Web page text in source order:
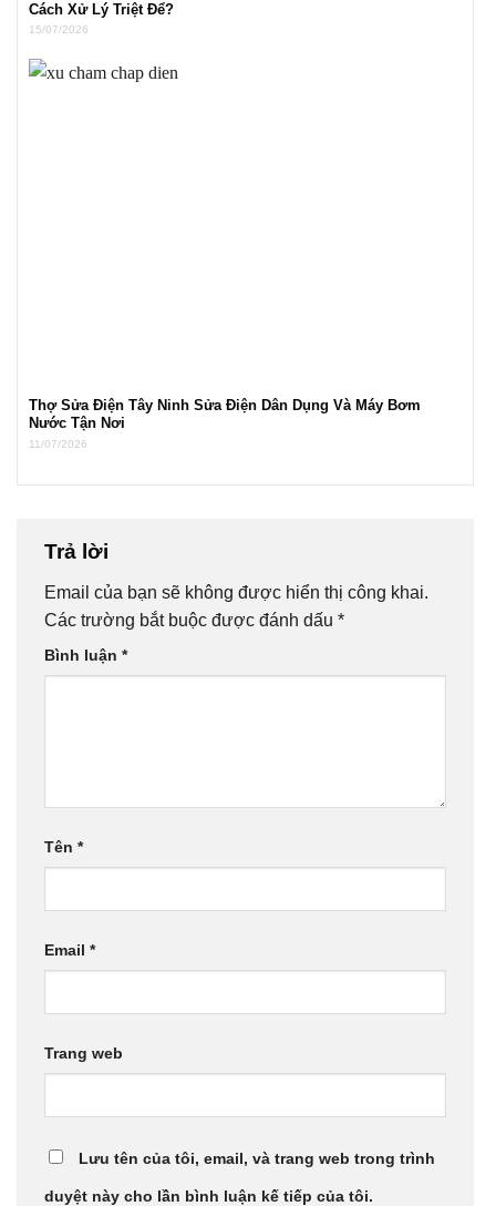
Cách Xử Lý Triệt Để?
15/07/2026
Thợ Sửa Điện Tây Ninh Sửa Điện Dân Dụng Và Máy Bơm
Nước Tận Nơi
11/07/2026
Trả lời
Email của bạn sẽ không được hiển thị công khai.
Các trường bắt buộc được đánh dấu *
Bình luận *
Tên *
Email *
Trang web
Lưu tên của tôi, email, và trang web trong trình
duyệt này cho lần bình luận kế tiếp của tôi.